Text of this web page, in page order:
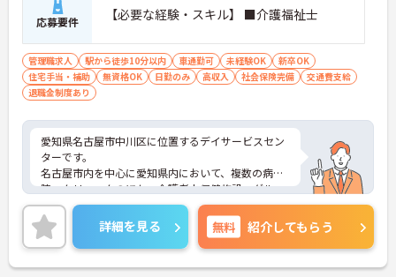
応募要件 【必要な経験・スキル】 ■介護福祉士
管理職求人 駅から徒歩10分以内 車通勤可 未経験OK
新卒OK
住宅手当・補助
無資格OK 日勤のみ 高収入 社会保険完備
交通費支給
退職金制度あり
愛知県名古屋市中川区に位置するデイサービスセン
ターです。
名古屋市内を中心に愛知県内において、複数の病
院・クリニックのほか、介護老人保健施設・グルー
プホーム・有料老人ホーム・在宅介護サービスまで
幅広く運営する法人が母体となっています。
また、日曜固定休の4週8休制で夏季・年末年始には
連休も取得できます。ライフワークバランスのとり
やすい環境です！
詳細を見る 無料 紹介してもらう